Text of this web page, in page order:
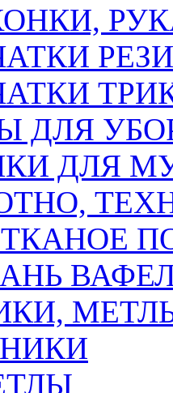
ДЛЯ
ДЛЯ